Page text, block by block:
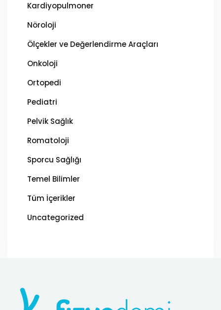
Kardiyopulmoner
Nöroloji
Ölçekler ve Değerlendirme Araçları
Onkoloji
Ortopedi
Pediatri
Pelvik Sağlık
Romatoloji
Sporcu Sağlığı
Temel Bilimler
Tüm İçerikler
Uncategorized